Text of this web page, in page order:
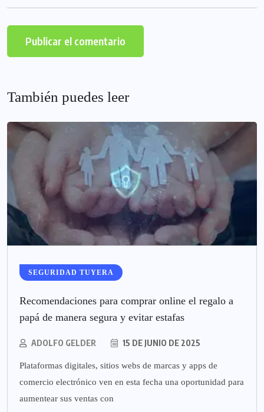
También puedes leer
SEGURIDAD TUYERA
Recomendaciones para comprar online el regalo a
papá de manera segura y evitar estafas
ADOLFO GELDER 15 DE JUNIO DE 2025
Plataformas digitales, sitios webs de marcas y apps de
comercio electrónico ven en esta fecha una oportunidad para
aumentear sus ventas con